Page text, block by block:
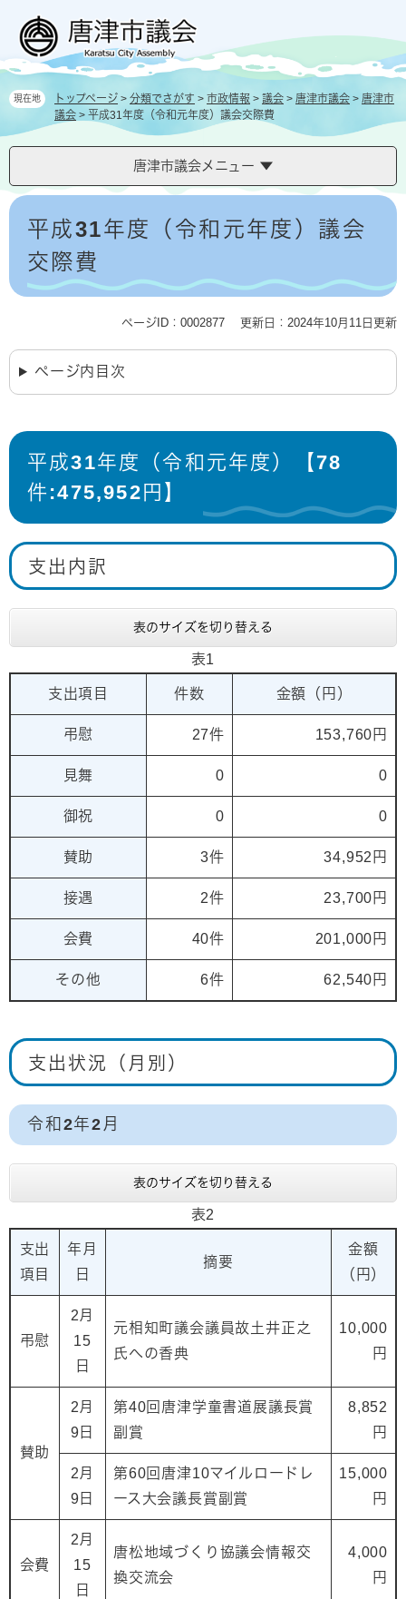
の
頭
ー
飛
本
文
現在地 トップページ > 分類でさがす > 市政情報 > 議会 > 唐津市議会 > 唐津市
議会 > 平成31年度（令和元年度）議会交際費
唐津市議会メニュー
本
平成31年度（令和元年度）議会
交際費
ページID：0002877 更新日：2024年10月11日更新
ページ内目次
平成31年度（令和元年度）【78
件:475,952円】
支出内訳
表のサイズを切り替える
表1
支出項目 件数 金額（円）
弔慰 27件 153,760円
見舞 0 0
御祝 0 0
賛助 3件 34,952円
接遇 2件 23,700円
会費 40件 201,000円
その他 6件 62,540円
支出状況（月別）
令和2年2月
表のサイズを切り替える
表2
支出
項目
年月
日
摘要
金額
（円）
弔慰
2月
15
日
元相知町議会議員故土井正之
氏への香典
10,000
円
賛助
2月
9日
第40回唐津学童書道展議長賞
副賞
8,852
円
2月
9日
第60回唐津10マイルロードレ
ース大会議長賞副賞
15,000
円
会費
2月
15
日
唐松地域づくり協議会情報交
換交流会
4,000
円